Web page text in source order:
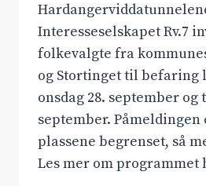
Interesseselskapet Rv.7
folkevalgte fra
og Stortinget til befaring
onsdag 28. september og
september. Påmeldingen
plassene begrenset, så
Les mer om programmet